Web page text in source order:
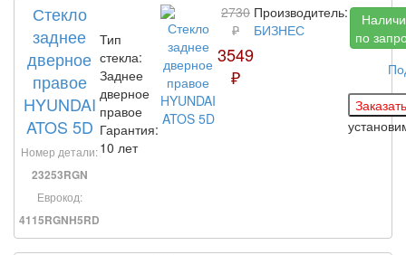
Стекло
заднее
дверное
правое
HYUNDAI
ATOS 5D
Номер детали:
23253RGN
Еврокод:
4115RGNH5RD
Тип
стекла:
Заднее
дверное
правое
Гарантия:
10 лет
2730
₽
3549
₽
Производитель:
БИЗНЕС
по